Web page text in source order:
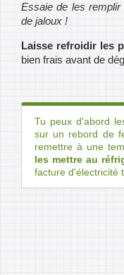
Essaie de les
de jaloux !
Laisse refroidir les
bien frais avant de
Tu peux d'abord
sur un rebord de
remettre à une
les mettre au
facture d'électricité